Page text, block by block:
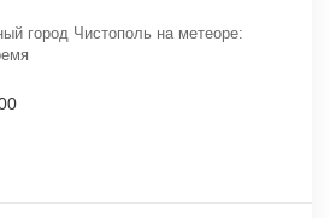
город Чистополь на метеоре: